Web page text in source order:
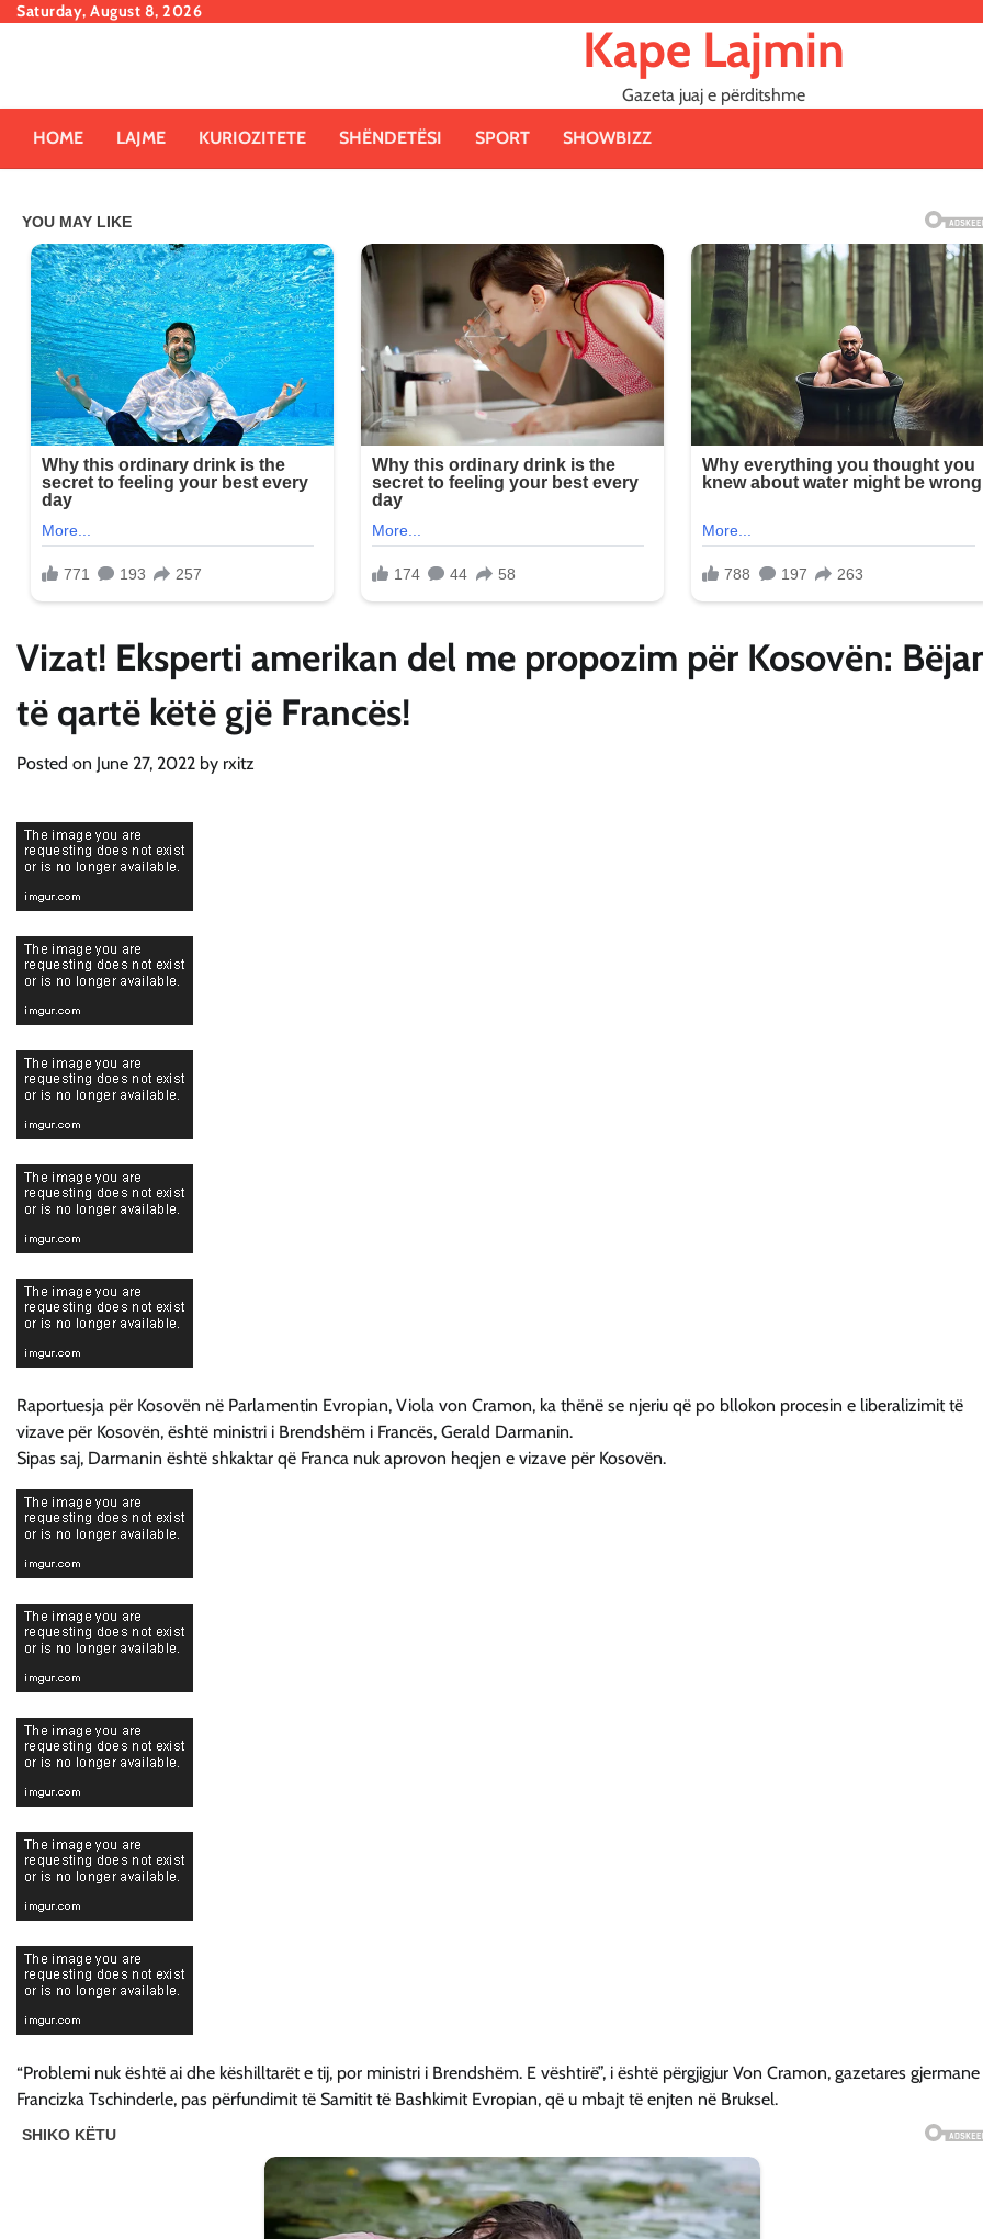
SkipSaturday, August 8, 2026
Kape Lajmin
Gazeta juaj e përditshme
HOME LAJME KURIOZITETE SHËNDETËSI SPORT SHOWBIZZ
Vizat! Eksperti amerikan del me propozim për Kosovën:
të qartë këtë gjë Francës!
Posted on June 27, 2022 by rxitz
Raportuesja për Kosovën në Parlamentin Evropian, Viola von Cramon, ka thënë se njeriu që po bllokon procesin e liberalizimit të
vizave për Kosovën, është ministri i Brendshëm i Francës, Gerald Darmanin.
Sipas saj, Darmanin është shkaktar që Franca nuk aprovon heqjen e vizave për Kosovën.
“Problemi nuk është ai dhe këshilltarët e tij, por ministri i Brendshëm. E vështirë”, i është përgjigjur Von Cramon, gazetares gjermane
Francizka Tschinderle, pas përfundimit të Samitit të Bashkimit Evropian, që u mbajt të enjten në Bruksel.